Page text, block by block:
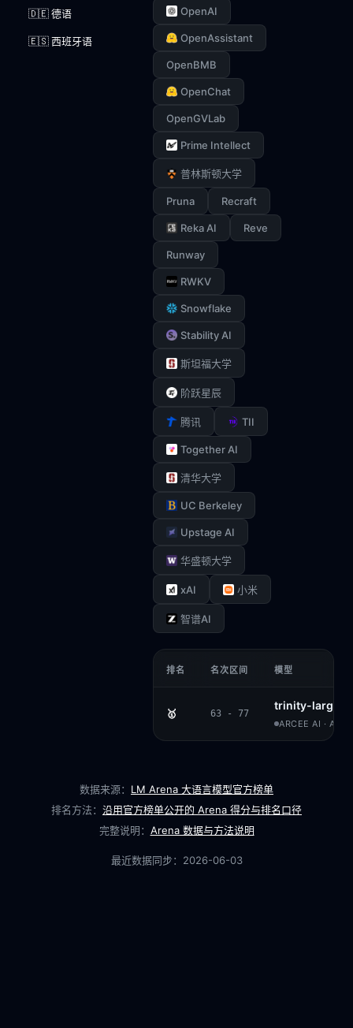
🇩🇪 德语
🇪🇸 西班牙语
OpenAI
OpenAssistant
OpenBMB
OpenChat
OpenGVLab
Prime Intellect
普林斯顿大学
Pruna Recraft
Reka AI Reve
Runway
RWKV
Snowflake
Stability AI
斯坦福大学
阶跃星辰
腾讯 TII
Together AI
清华大学
UC Berkeley
Upstage AI
华盛顿大学
xAI 小米
智谱AI
排名 名次区间 模型
🥇 63 - 77
trinity-large-
ARCEE AI ·
数据来源： LM Arena 大语言模型官方榜单
排名方法： 沿用官方榜单公开的 Arena 得分与排名口径
完整说明： Arena 数据与方法说明
最近数据同步： 2026-06-03